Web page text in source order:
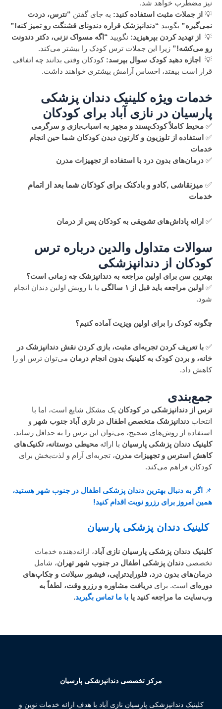
نیز مضطرب خواهد شد.
💡 از جملات مثبت استفاده کنید: به جای گفتن “نترس، دردت
نمی‌گیره” بگویید “دندانپزشک قراره دندونای قشنگت رو تمیز کنه!”
💡
از تهدید کردن بپرهیزید: نگویید “اگه مسواک نزنی، دکتر دندونت
رو می‌کشه!” زیرا این جملات ترس کودک را بیشتر می‌کند.
💡
اجازه دهید کودک سوال بپرسد: کودکان وقتی بدانند چه اتفاقی
قرار است بیفتد، احساس آرامش بیشتری خواهند داشت.
خدمات ویژه کلینیک دندان پزشکی
پارسیان در نازی آباد برای کودکان
✅ محیط کاملاً کودک‌پسند و مجهز به اسباب‌بازی و سرگرمی
✅ استفاده از تلوزیون و کارتون دیدن کودکان شما حین انجام
خدمات
✅ درمان‌های بدون درد با استفاده از تجهیزات مدرن
✅ میزنقاشی ,کادو و بادکنک برای کوذکان شما بعد از اتمام
خدمات
✅ ارائه پاداش‌های تشویقی به کودکان پس از درمان
سوالات متداول والدین درباره ترس
کودکان از دندانپزشکی
بهترین سن برای اولین مراجعه به دندانپزشک چه زمانی است؟
✅ اولین مراجعه باید قبل از ۱ سالگی
یا با رویش اولین دندان انجام
شود.
چگونه کودک را برای اولین ویزیت آماده کنیم؟
✅ با تعریف کردن تجربه‌ای مثبت، بازی کردن نقش دندانپزشک در
خانه، و بردن کودک به کلینیک بدون انجام درمان می‌توان ترس او را
کاهش داد.
جمع‌بندی
ترس از دندانپزشکی در کودکان یک مشکل شایع است، اما با
انتخاب دندانپزشک متخصص اطفال در نازی آباد جنوب شهر و
استفاده از روش‌های صحیح، می‌توان این ترس را به حداقل رساند.
کلینیک دندان پزشکی پارسیان با ارائه محیطی دوستانه، تکنیک‌های
کاهش استرس و تجهیزات مدرن، تجربه‌ای آرام و لذت‌بخش برای
کودکان فراهم می‌کند.
📌 اگر به دنبال بهترین دندان پزشکی اطفال در جنوب شهر هستید،
همین امروز برای رزرو نوبت اقدام کنید!
کلینیک دندان پزشکی پارسیان
کلینیک دندان پزشکی پارسیان نازی آباد، ارائه‌دهنده خدمات
تخصصی دندان پزشکی اطفال در جنوب شهر تهران، شامل
درمان‌های بدون درد، فلورایدتراپی، فیشور سیلانت و چکاپ‌های
دوره‌ای است. برای دریافت مشاوره و رزرو وقت، لطفاً به
وب‌سایت ما مراجعه کنید یا با ما تماس بگیرید.
مرکز تخصصی دندانپزشکی پارسیان
کلینیک دندانپزشکی پارسیان نازی آباد با هدف ارائه خدمات نوین و